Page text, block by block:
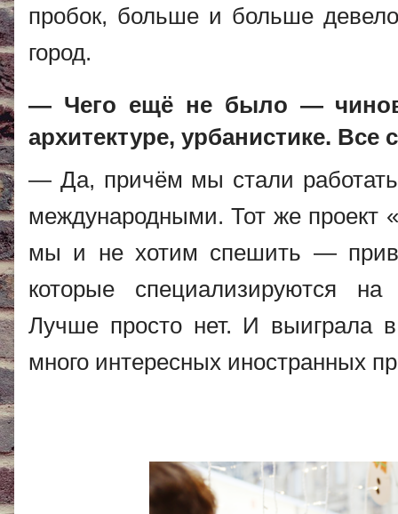
пробок, больше и больше
город.
— Чего ещё не было —
архитектуре, урбанистике.
— Да, причём мы стали
международными. Тот же проект
мы и не хотим спешить —
которые специализируются
Лучше просто нет. И выиграла
много интересных иностранных